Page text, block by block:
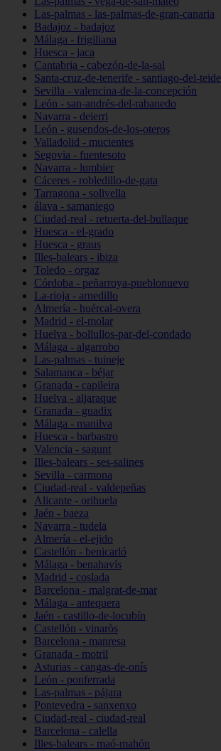
Las-palmas - las-palmas-de-gran-canaria
Badajoz - badajoz
Málaga - frigiliana
Huesca - jaca
Cantabria - cabezón-de-la-sal
Santa-cruz-de-tenerife - santiago-del-teide
Sevilla - valencina-de-la-concepción
León - san-andrés-del-rabanedo
Navarra - deierri
León - gusendos-de-los-oteros
Valladolid - mucientes
Segovia - fuentesoto
Navarra - lumbier
Cáceres - robledillo-de-gata
Tarragona - solivella
álava - samaniego
Ciudad-real - retuerta-del-bullaque
Huesca - el-grado
Huesca - graus
Illes-balears - ibiza
Toledo - orgaz
Córdoba - peñarroya-pueblonuevo
La-rioja - arnedillo
Almería - huércal-overa
Madrid - el-molar
Huelva - bollullos-par-del-condado
Málaga - algarrobo
Las-palmas - tuineje
Salamanca - béjar
Granada - capileira
Huelva - aljaraque
Granada - guadix
Málaga - manilva
Huesca - barbastro
Valencia - sagunt
Illes-balears - ses-salines
Sevilla - carmona
Ciudad-real - valdepeñas
Alicante - orihuela
Jaén - baeza
Navarra - tudela
Almería - el-ejido
Castellón - benicarló
Málaga - benahavís
Madrid - coslada
Barcelona - malgrat-de-mar
Málaga - antequera
Jaén - castillo-de-locubín
Castellón - vinaròs
Barcelona - manresa
Granada - motril
Asturias - cangas-de-onís
León - ponferrada
Las-palmas - pájara
Pontevedra - sanxenxo
Ciudad-real - ciudad-real
Barcelona - calella
Illes-balears - maó-mahón